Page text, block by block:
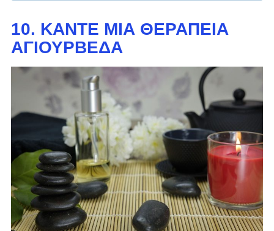
10. ΚΆΝΤΕ ΜΙΑ ΘΕΡΑΠΕΊΑ
ΑΓΙΟΥΡΒΈΔΑ